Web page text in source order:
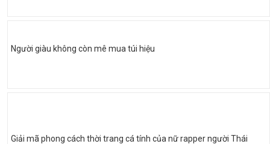
Người giàu không còn mê mua túi hiệu
Giải mã phong cách thời trang cá tính của nữ rapper người Thái